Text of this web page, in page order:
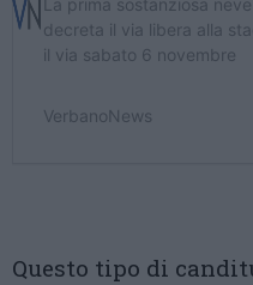
Questo tipo di